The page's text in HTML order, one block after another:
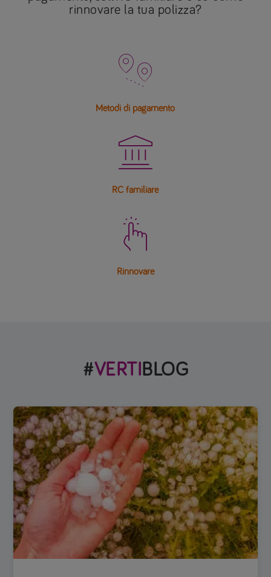
rinnovare la tua polizza?

Metodi di pagamento

RC familiare

Rinnovare
#VERTIBLOG